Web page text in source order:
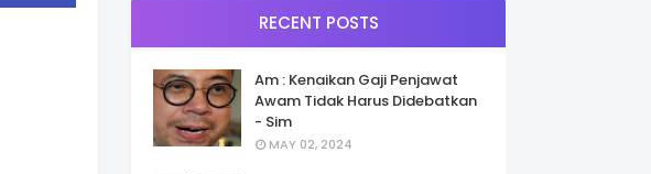
RECENT POSTS
Am : Kenaikan Gaji Penjawat
Awam Tidak Harus Didebatkan
- Sim
MAY 02, 2024